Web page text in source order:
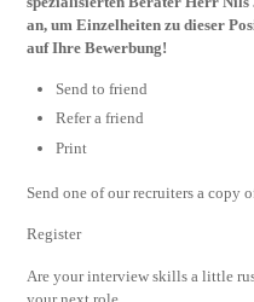
an, um Einzelheiten zu dieser
auf Ihre Bewerbung!
Send to friend
Refer a friend
Print
Send one of our recruiters a copy
Register
Are your interview skills a little